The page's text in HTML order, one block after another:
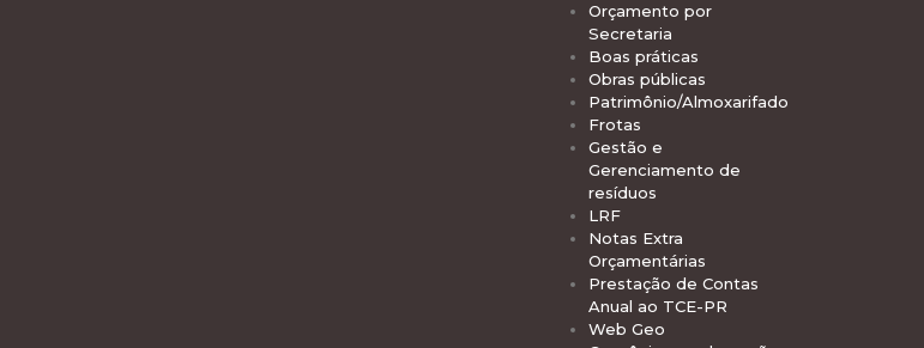
Orçamento por
Secretaria
Boas práticas
Obras públicas
Patrimônio/Almoxarifado
Frotas
Gestão e
Gerenciamento de
resíduos
LRF
Notas Extra
Orçamentárias
Prestação de Contas
Anual ao TCE-PR
Web Geo